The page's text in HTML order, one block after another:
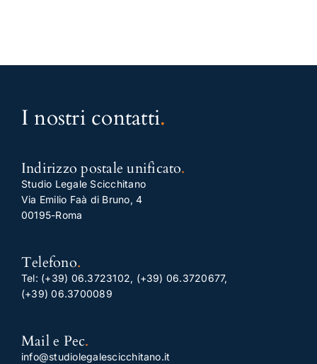
I nostri contatti.
Indirizzo postale unificato.
Studio Legale Scicchitano
Via Emilio Faà di Bruno, 4
00195-Roma
Telefono.
Tel: (+39) 06.3723102, (+39) 06.3720677,
(+39) 06.3700089
Mail e Pec.
info@studiolegalescicchitano.it